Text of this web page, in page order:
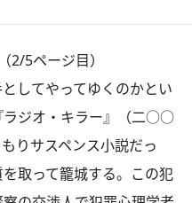
2/5ページ目）
してやってゆくのかとい
ラジオ・キラー』（二○○
りサスペンス小説だっ
取って籠城する。この犯